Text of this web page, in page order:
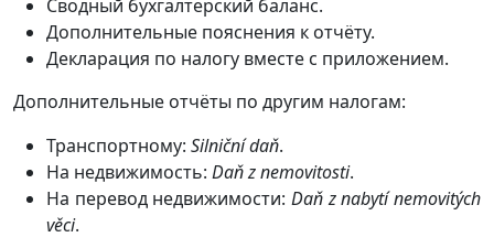
Сводный бухгалтерский баланс.
Дополнительные пояснения к отчёту.
Декларация по налогу вместе с приложением.
Дополнительные отчёты по другим налогам:
Транспортному: Silniční daň.
На недвижимость: Daň z nemovitosti.
На перевод недвижимости: Daň z nabytí nemovitých
věci.